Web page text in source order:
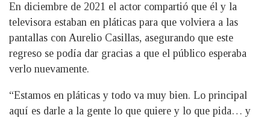
En diciembre de 2021 el actor compartió que él y la
televisora estaban en pláticas para que volviera a las
pantallas con Aurelio Casillas, asegurando que este
regreso se podía dar gracias a que el público esperaba
verlo nuevamente.
“Estamos en pláticas y todo va muy bien. Lo principal
aquí es darle a la gente lo que quiere y lo que pida… y